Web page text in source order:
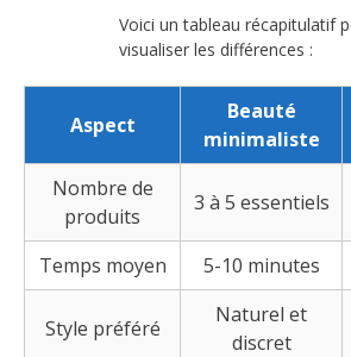
Voici un tableau récapitulatif
visualiser les différences :
Aspect
Beauté
minimaliste
Nombre de
produits
3 à 5 essentiels
Temps moyen 5-10 minutes
Style préféré
Naturel et
discret